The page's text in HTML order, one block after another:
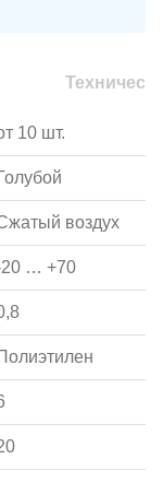
10 шт.
воздух
… +70